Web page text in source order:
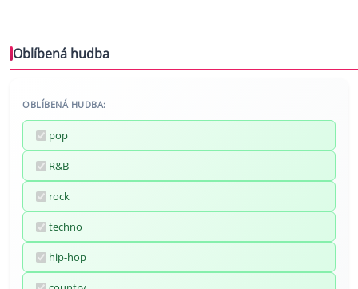
Oblíbená hudba
OBLÍBENÁ HUDBA:
pop
R&B
rock
techno
hip-hop